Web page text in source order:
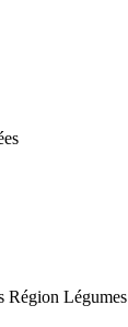
Région Légumes